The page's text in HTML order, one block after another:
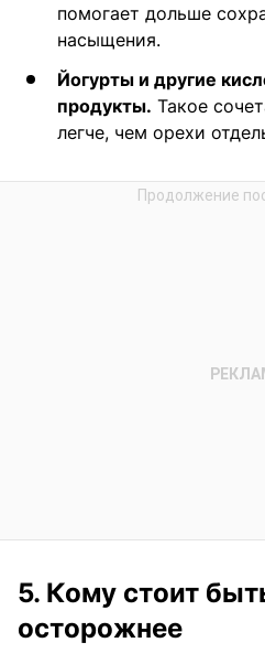
помогает дольше
насыщения.
Йогурты и другие
продукты. Такое
легче, чем орехи
5. Кому стоит
осторожнее